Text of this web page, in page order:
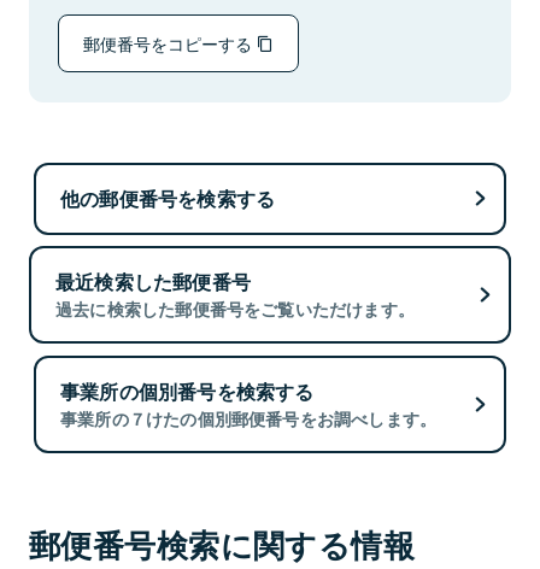
郵便番号をコピーする
他の郵便番号を検索する
最近検索した郵便番号
過去に検索した郵便番号をご覧いただけます。
事業所の個別番号を検索する
事業所の７けたの個別郵便番号をお調べします。
郵便番号検索に関する情報